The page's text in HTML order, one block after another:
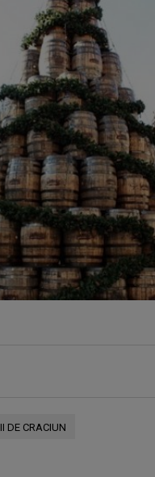
DE CRACIUN